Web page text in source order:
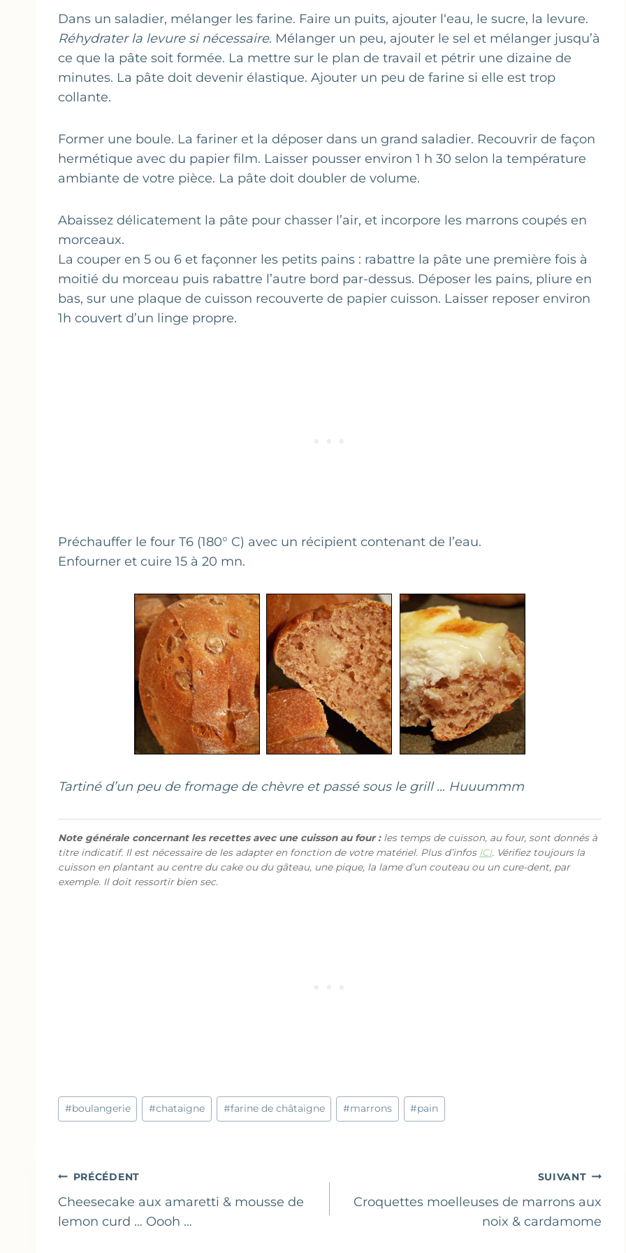
Dans un saladier, mélanger les farine. Faire un puits, ajouter l‘eau, le sucre, la levure.
Réhydrater la levure si nécessaire. Mélanger un peu, ajouter le sel et mélanger jusqu’à
ce que la pâte soit formée. La mettre sur le plan de travail et pétrir une dizaine de
minutes. La pâte doit devenir élastique. Ajouter un peu de farine si elle est trop
collante.
Former une boule. La fariner et la déposer dans un grand saladier. Recouvrir de façon
hermétique avec du papier film. Laisser pousser environ 1 h 30 selon la température
ambiante de votre pièce. La pâte doit doubler de volume.
Abaissez délicatement la pâte pour chasser l’air, et incorpore les marrons coupés en
morceaux.
La couper en 5 ou 6 et façonner les petits pains : rabattre la pâte une première fois à
moitié du morceau puis rabattre l’autre bord par-dessus. Déposer les pains, pliure en
bas, sur une plaque de cuisson recouverte de papier cuisson. Laisser reposer environ
1h couvert d’un linge propre.
Préchauffer le four T6 (180° C) avec un récipient contenant de l’eau.
Enfourner et cuire 15 à 20 mn.
Tartiné d’un peu de fromage de chèvre et passé sous le grill … Huuummm
Note générale concernant les recettes avec une cuisson au four :les temps de cuisson, au four, sont donnés à
titre indicatif. Il est nécessaire de les adapter en fonction de votre matériel. Plus d’infos ICI. Vérifiez toujours la
cuisson en plantant au centre du cake ou du gâteau, une pique, la lame d’un couteau ou un cure-dent, par
exemple. Il doit ressortir bien sec.
Étiquettes
de
#boulangerie #chataigne #farine de châtaigne #marrons #pain
Navigation
de
l’article
PRÉCÉDENT
Cheesecake aux amaretti & mousse de
lemon curd … Oooh …
SUIVANT
Croquettes moelleuses de marrons aux
noix & cardamome